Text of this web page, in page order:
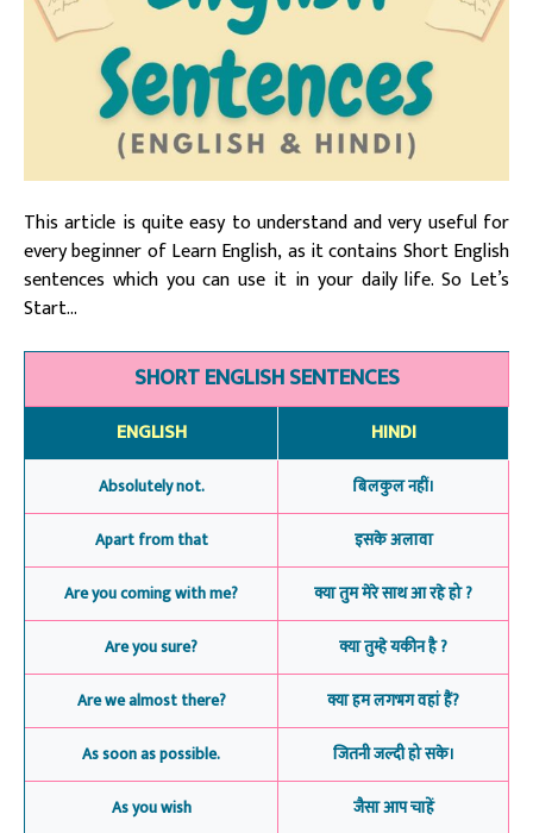
This article is quite easy to understand and very useful for
every beginner of Learn English, as it contains Short English
sentences which you can use it in your daily life. So Let’s
Start…
SHORT ENGLISH SENTENCES
ENGLISH HINDI
Absolutely not. बिलकुल नहीं।
Apart from that इसके अलावा
Are you coming with me? क्या तुम मेरे साथ आ रहे हो ?
Are you sure? क्या तुम्हे यकीन है ?
Are we almost there? क्या हम लगभग वहां हैं?
As soon as possible. जितनी जल्दी हो सके।
As you wish जैसा आप चाहें